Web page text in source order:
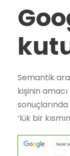
Semantik
kişinin
‘lük bir